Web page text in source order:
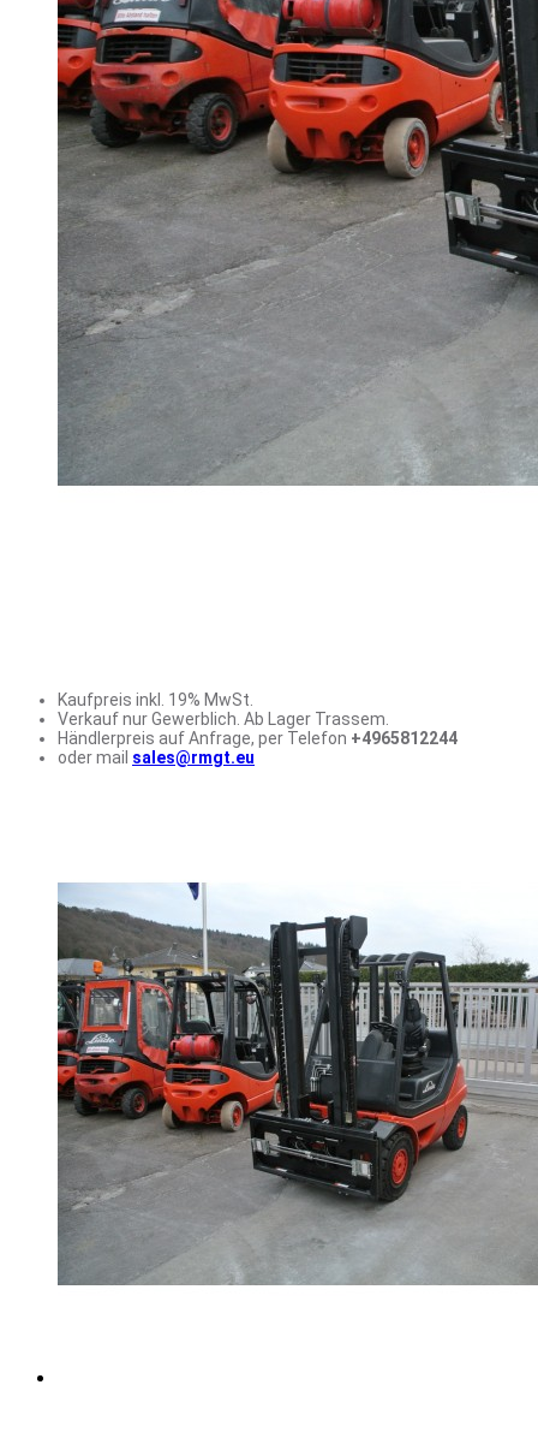
Kaufpreis inkl. 19% MwSt.
Verkauf nur Gewerblich. Ab Lager Trassem.
Händlerpreis auf Anfrage, per Telefon +4965812244
oder mail sales@rmgt.eu